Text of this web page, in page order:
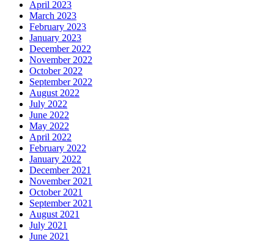
April 2023
March 2023
February 2023
January 2023
December 2022
November 2022
October 2022
September 2022
August 2022
July 2022
June 2022
May 2022
April 2022
February 2022
January 2022
December 2021
November 2021
October 2021
September 2021
August 2021
July 2021
June 2021